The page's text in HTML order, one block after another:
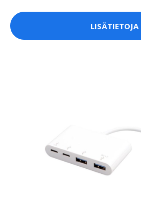
LISÄTIETOJA